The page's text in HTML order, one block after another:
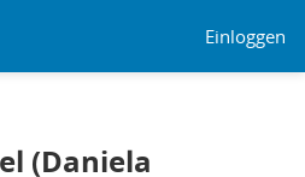
Einloggen
(Daniela